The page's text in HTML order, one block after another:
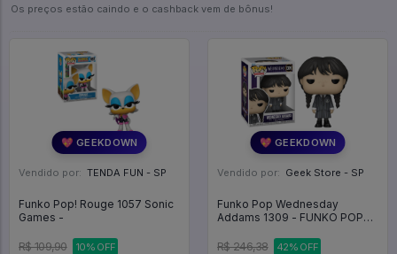
Os preços estão caindo e o cashback vem de bônus!
💖 GEEKDOWN
Vendido por: TENDA FUN - SP
Funko Pop! Rouge 1057 Sonic
Games -
R$ 109,90 10% OFF
💖 GEEKDOWN
Vendido por: Geek Store - SP
Funko Pop Wednesday
Addams 1309 - FUNKO POP
R$ 246,38
42% OFF